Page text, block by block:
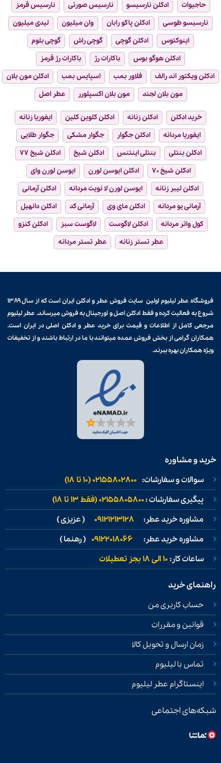
حاجیوات
ادکلن نارسیسو نارسیس صورتی
نارسیس قرمز
نارسیسو طوسی
ادکلن پاکو رابان وان میلیون
لیدی میلیون
اینوکتوس
ادکلن گوچی گوچی راش
گوچی بلوم
ادکلن هوگو بوس
باکارات رژ
باکارات رژ قرمز
ادکلن ویکتور اند رالف
فلاور بمب اسپایس بمب
ادکلن مون بلان
مون بلان لجند
مون بلان اکسپلورر عطر اصل
خرید ادکلن ادکلن زنانه ادکلن کلوین کلین
ایفوریا زنانه
ایفوریا مردانه
ادکلن جگوار جگوار مشکی
جگوار طلایی
ادکلن بنتلی
بنتلی اینتنس ادکلن شیخ
ادکلن شیخ ۷۷
ادکلن شیخ ۷۰
ادکلن ایوسن لورن
ایوسن لورن وای
ادکلن لیبر زنانه
ایوسن لورن لا نویت مردانه
ادکلن آرمانی
آرمانی یو مردانه
ادکلن مای وی آرمانی کد
ادکلن دانهیل
کول واتر مردانه
ادکلن لاگوست لاگوست سبز
ادکلن کنزو
عطر تستر زنانه
عطر تستر مردانه
فروشگاه عطر لیلیوم اولین سایت فروشعطر و ادکلن
ایران است که از سال ۱۳۸۹
شروع به فعالیت کرده و فقط ادکلن اصل و اورجینال به فروش میرساند. عطر لیلیوم
مرجعی کامل از اطلاعات و قیمت برایخرید عطر و ادکلن اصلی در ایران است.
همکاران گرامی از بخش فروش عمده میتوانند با ما در ارتباط باشند و از تخفیفات
ویژه همکاران بهره ببرند.
خرید و مشاوره
سوالات و سفارشات: 02155802800 (۱۰ تا ۱۸)
پیگیری سفارشات :02155805800 (فقط ۱۳ تا ۱۸)
مشاوره خرید عطر: 09121213128 ( عزیزی )
مشاوره خرید عطر: 09122018066 ( رهنما )
ساعات کار:۱۰ الی ۱۸ بجز تعطیلات
راهنمای خرید
حساب کاربری من
قوانین و مقررات
زمان ارسال و تحویل کالا
تماس با لیلیوم
اینستاگرام عطر لیلیوم
شبکه‌های اجتماعی